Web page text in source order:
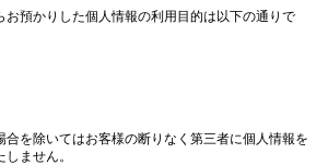
お預かりした個人情報の利用目的は以下の通りで
合を除いてはお客様の断りなく第三者に個人情報を
ません。